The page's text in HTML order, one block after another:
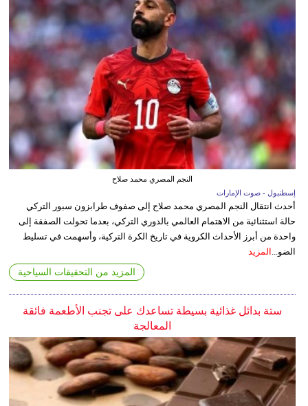
النجم المصري محمد صلاح
إسطنبول - صوت الإمارات
أحدث انتقال النجم المصري محمد صلاح إلى صفوف طرابزون سبور التركي
حالة استثنائية من الاهتمام العالمي بالدوري التركي، بعدما تحولت الصفقة إلى
واحدة من أبرز الأحداث الكروية في تاريخ الكرة التركية، وأسهمت في تسليط
الضو... المزيد
المزيد من التحقيقات السياحية
ستة بدائل غذائية بسيطة تساعدك على تجنب الأطعمة فائقة
المعالجة